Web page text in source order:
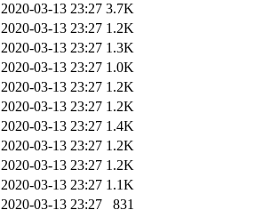
2020-03-13 23:27 3.7K
2020-03-13 23:27 1.2K
2020-03-13 23:27 1.3K
2020-03-13 23:27 1.0K
2020-03-13 23:27 1.2K
2020-03-13 23:27 1.2K
2020-03-13 23:27 1.4K
2020-03-13 23:27 1.2K
2020-03-13 23:27 1.2K
2020-03-13 23:27 1.1K
2020-03-13 23:27
831